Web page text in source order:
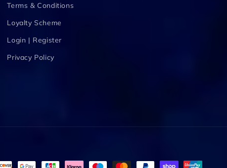
Terms & Conditions
Loyalty Scheme
Login | Register
Privacy Policy